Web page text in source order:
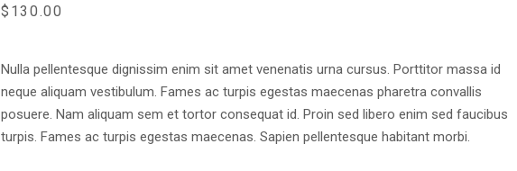
$ 130.00
Nulla pellentesque dignissim enim sit amet venenatis urna cursus. Porttitor massa id
neque aliquam vestibulum. Fames ac turpis egestas maecenas pharetra convallis
posuere. Nam aliquam sem et tortor consequat id. Proin sed libero enim sed faucibus
turpis. Fames ac turpis egestas maecenas. Sapien pellentesque habitant morbi.